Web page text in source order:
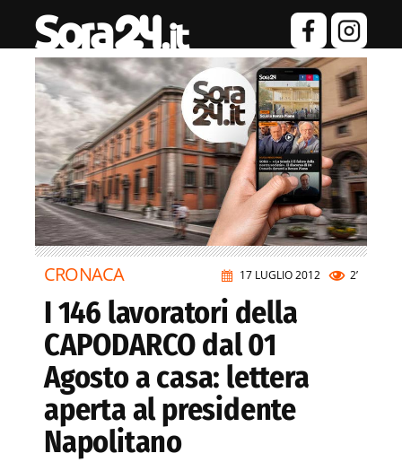
17 LUGLIO 2012 2’
CRONACA
I 146 lavoratori della
CAPODARCO dal 01
Agosto a casa: lettera
aperta al presidente
Napolitano